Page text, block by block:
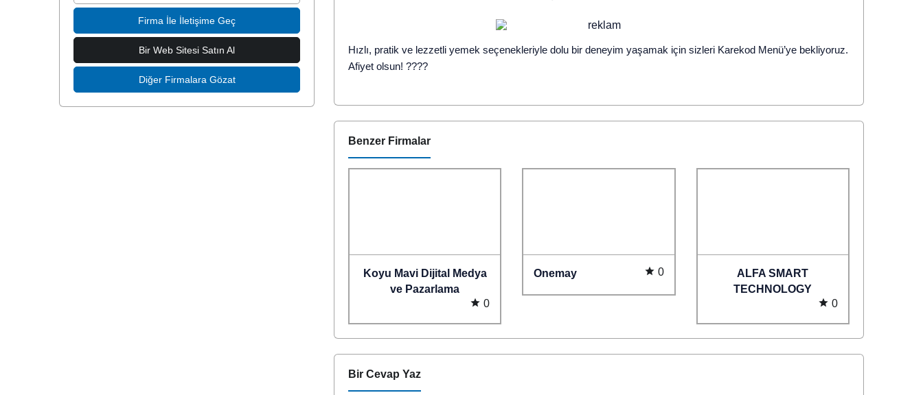
Firma İle İletişime Geç
Bir Web Sitesi Satın Al
Diğer Firmalara Gözat
Hızlı, pratik ve lezzetli yemek seçenekleriyle dolu bir deneyim yaşamak için sizleri Karekod Menü’ye bekliyoruz.
Afiyet olsun! ????️
Benzer Firmalar
Koyu Mavi Dijital Medya
ve Pazarlama
0
Onemay 0
ALFA SMART
TECHNOLOGY
0
Bir Cevap Yaz